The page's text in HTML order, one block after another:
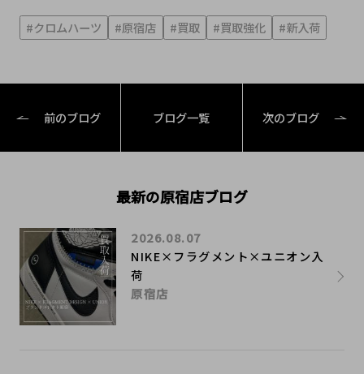
#クロムハーツ #原宿店 #買取 #買取強化 #新入荷
前のブログ ブログ一覧 次のブログ
最新の原宿店ブログ
NIKE×フラグメント×ユニオン入
荷
2026.08.07
原宿店